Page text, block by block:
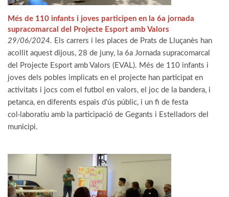
Més de 110 infants i joves participen en la 6a jornada
supracomarcal del Projecte Esport amb Valors
29/06/2024. Els carrers i les places de Prats de Lluçanès han
acollit aquest dijous, 28 de juny, la 6a Jornada supracomarcal
del Projecte Esport amb Valors (EVAL). Més de 110 infants i
joves dels pobles implicats en el projecte han participat en
activitats i jocs com el futbol en valors, el joc de la bandera, i
petanca, en diferents espais d'ús públic, i un fi de festa
col·laboratiu amb la participació de Gegants i Estelladors del
municipi.